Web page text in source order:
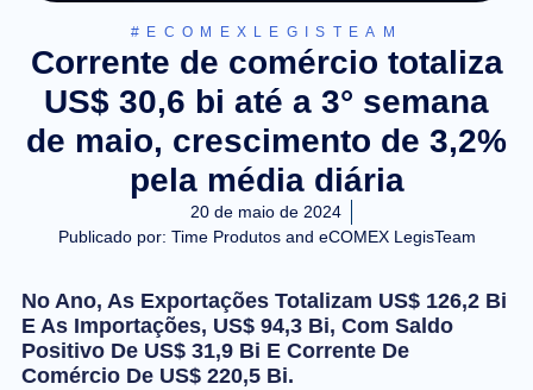
#ECOMEXLEGISTEAM
Corrente de comércio totaliza
US$ 30,6 bi até a 3° semana
de maio, crescimento de 3,2%
pela média diária
20 de maio de 2024
Publicado por: Time Produtos and eCOMEX LegisTeam
No Ano, As Exportações Totalizam US$ 126,2 Bi
E As Importações, US$ 94,3 Bi, Com Saldo
Positivo De US$ 31,9 Bi E Corrente De
Comércio De US$ 220,5 Bi.